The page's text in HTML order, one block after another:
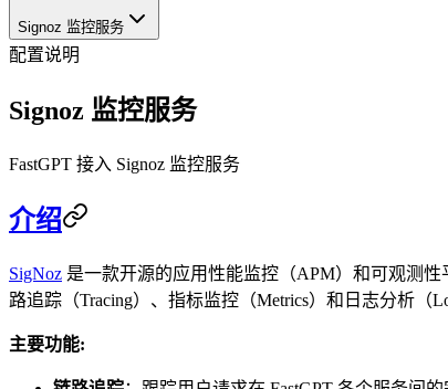
Signoz 监控服务
配置说明
Signoz 监控服务
FastGPT 接入 Signoz 监控服务
介绍
SigNoz 是一款开源的应用性能监控（APM）和可观测性
路追踪（Tracing）、指标监控（Metrics）和日志分析（
主要功能: